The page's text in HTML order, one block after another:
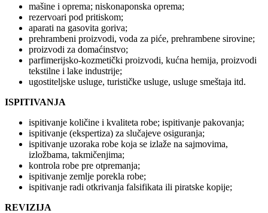
mašine i oprema; niskonaponska oprema;
rezervoari pod pritiskom;
aparati na gasovita goriva;
prehrambeni proizvodi, voda za piće, prehrambene sirovine;
proizvodi za domaćinstvo;
parfimerijsko-kozmetički proizvodi, kućna hemija, proizvodi
tekstilne i lake industrije;
ugostiteljske usluge, turističke usluge, usluge smeštaja itd.
ISPITIVANJA
ispitivanje količine i kvaliteta robe; ispitivanje pakovanja;
ispitivanje (ekspertiza) za slučajeve osiguranja;
ispitivanje uzoraka robe koja se izlaže na sajmovima,
izložbama, takmičenjima;
kontrola robe pre otpremanja;
ispitivanje zemlje porekla robe;
ispitivanje radi otkrivanja falsifikata ili piratske kopije;
REVIZIJA